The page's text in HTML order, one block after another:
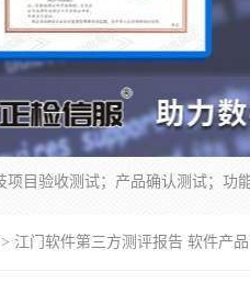
> 江门软件第三方测评报告 软件产